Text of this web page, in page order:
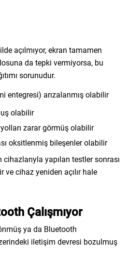
açılmıyor, ekran tamamen
da tepki vermiyorsa, bu
sorunudur.
entegresi) arızalanmış olabilir
olabilir
zarar görmüş olabilir
oksitlenmiş bileşenler olabilir
yapılan testler sonrası
ve cihaz yeniden açılır hale
Çalışmıyor
ya da Bluetooth
iletişim devresi bozulmuş